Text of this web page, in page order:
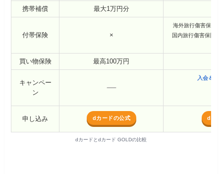
携帯補償 最大1万円分
付帯保険 ×
海外旅行傷害保険
国内旅行傷害保険
買い物保険 最高100万円
キャンペー
ン
入会＆利
申し込み dカードの公式 dカ
dカードとdカード GOLDの比較